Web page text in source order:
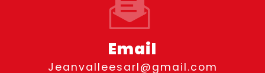
Email
jeanvalleesarl@gmail.com